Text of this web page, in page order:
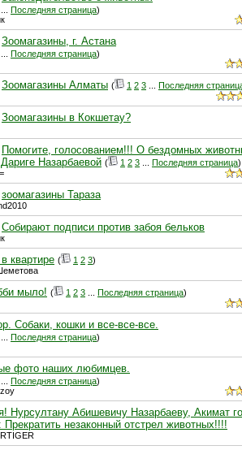
Последняя страница)
Зоомагазины, г. Астана
Последняя страница)
Зоомагазины Алматы ( 1 2 3
Последняя
Зoомагазины в Кокшетау?
Помогите, голосованием!!! О бездомных
Назарбаевой ( 1 2 3 Последняя страница)
зоомагазины Тараза
Собирают подписи против забоя бельков
квартире ( 1 2 3)
мыло! ( 1 2 3 Последняя страница)
Собаки, кошки и все-все-все.
Последняя страница)
фото наших любимцев.
Последняя страница)
Нурсултану Абишевичу Назарбаеву, Акимат
Прекратить незаконный отстрел животных!!!!